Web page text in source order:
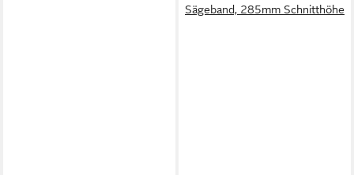
Sägeband, 285mm Schnitthöhe